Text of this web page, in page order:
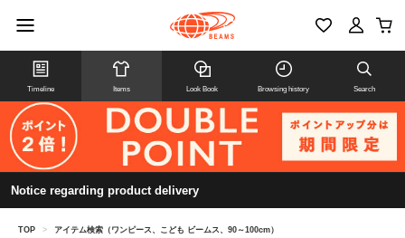
Timeline Items Look Book Browsing history Search
Notice regarding product delivery
TOP > アイテム検索（ワンピース、こども ビームス、90～100cm）